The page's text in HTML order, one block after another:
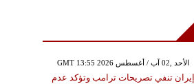
GMT 13:55 2026 الأحد ,02 آب / أغسطس
إيران تنفي تصريحات ترامب وتؤكد عدم